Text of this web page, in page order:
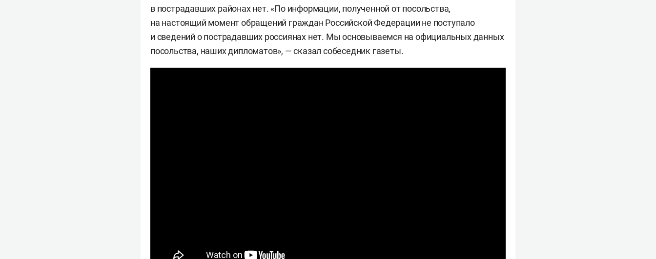
в пострадавших районах нет. «По информации, полученной от посольства,
на настоящий момент обращений граждан Российской Федерации не поступало
и сведений о пострадавших россиянах нет. Мы основываемся на официальных данных
посольства, наших дипломатов», — сказал собеседник газеты.